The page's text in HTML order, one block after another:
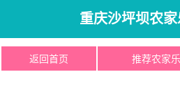
重庆沙坪坝农
返回首页 推荐农家乐